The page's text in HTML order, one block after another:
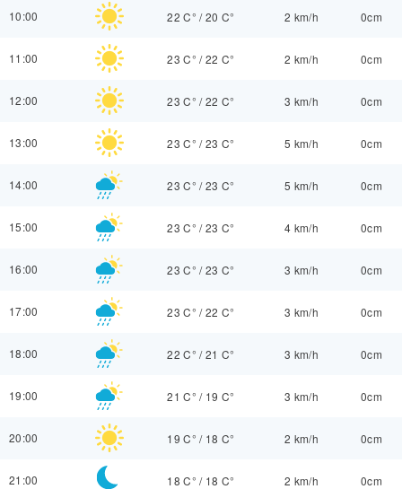
10:00 22 C° /20 C° 2 km/h 0cm
11:00 23 C° /22 C° 2 km/h 0cm
12:00 23 C° /22 C° 3 km/h 0cm
13:00 23 C° /23 C° 5 km/h 0cm
14:00 23 C° /23 C° 5 km/h 0cm
15:00 23 C° /23 C° 4 km/h 0cm
16:00 23 C° /23 C° 3 km/h 0cm
17:00 23 C° /22 C° 3 km/h 0cm
18:00 22 C° /21 C° 3 km/h 0cm
19:00 21 C° / 19 C° 3 km/h 0cm
20:00 19 C° / 18 C° 2 km/h 0cm
21:00 18 C° / 18 C° 2 km/h 0cm